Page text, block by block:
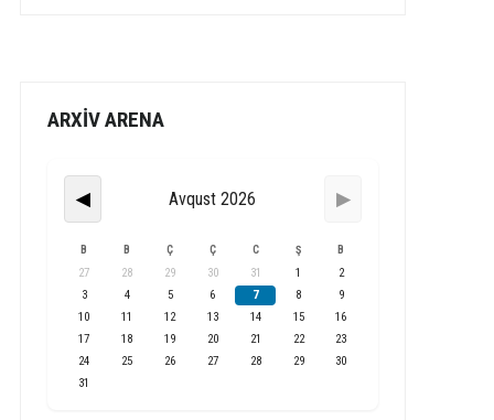
ARXİV ARENA
◀ Avqust 2026 ▶
B B Ç Ç C Ş B
27 28 29 30 31 1
2
3
4 5 6 7 8
9
10
11 12 13 14 15
16
17
18 19 20 21 22
23
24
25 26 27 28 29
30
31